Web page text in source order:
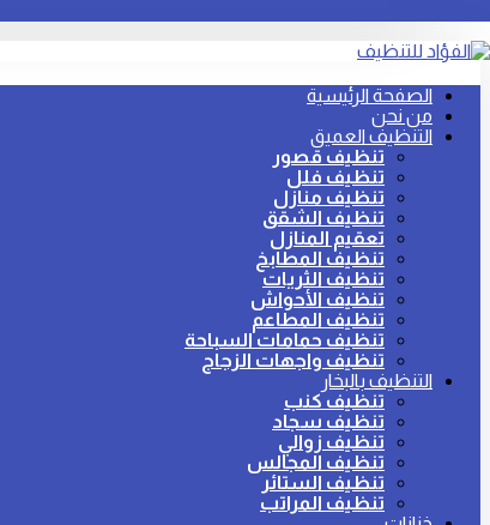
الصفحة الرئيسية
من نحن
التنظيف العميق
تنظيف قصور
تنظيف فلل
تنظيف منازل
تنظيف الشقق
تعقيم المنازل
تنظيف المطابخ
تنظيف الثريات
تنظيف الأحواش
تنظيف المطاعم
تنظيف حمامات السباحة
تنظيف واجهات الزجاج
التنظيف بالبخار
تنظيف كنب
تنظيف سجاد
تنظيف زوالي
تنظيف المجالس
تنظيف الستائر
تنظيف المراتب